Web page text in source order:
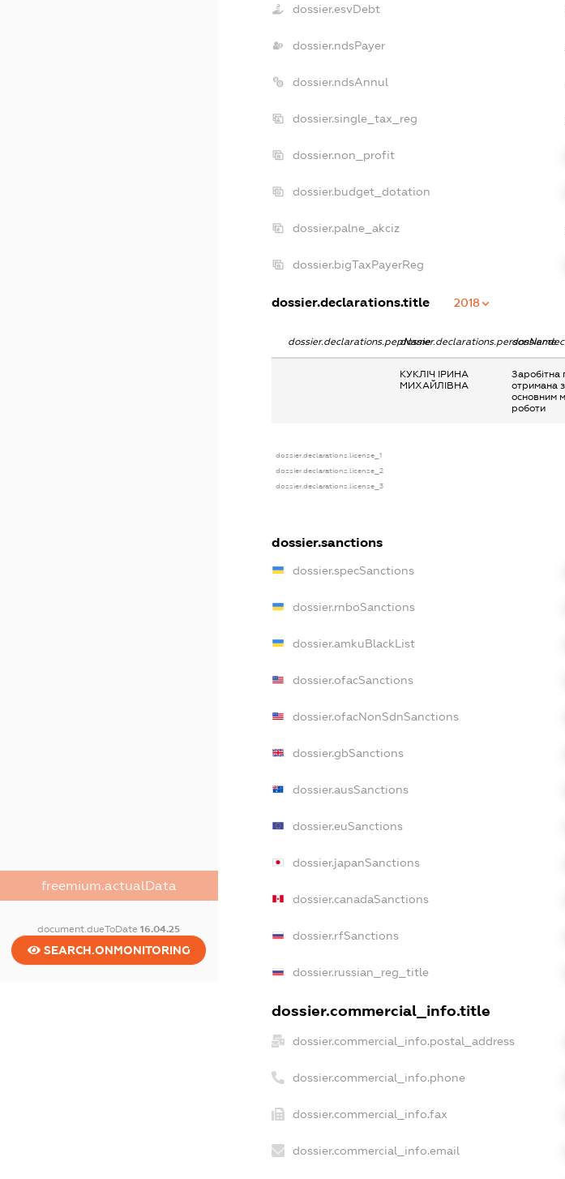
freemium.actualData
document.dueToDate16.04.25
SEARCH.ONMONITORING
dossier.esvDebt
dossier.ndsPayer
dossier.ndsAnnul
dossier.single_tax_reg
dossier.non_profit
dossier.budget_dotation
dossier.palne_akciz
dossier.bigTaxPayerReg
dossier.declarations.title 2018
dossier.declarations.pepNamedossier.declarations.personName
КУКЛІЧ ІРИНА
МИХАЙЛІВНА
Заробітна
отримана
основним
роботи
dossier.declarations.license_1
dossier.declarations.license_2
dossier.declarations.license_3
dossier.sanctions
dossier.specSanctions
dossier.rnboSanctions
dossier.amkuBlackList
dossier.ofacSanctions
dossier.ofacNonSdnSanctions
dossier.gbSanctions
dossier.ausSanctions
dossier.euSanctions
dossier.japanSanctions
dossier.canadaSanctions
dossier.rfSanctions
dossier.russian_reg_title
dossier.commercial_info.title
dossier.commercial_info.postal_address
dossier.commercial_info.phone
dossier.commercial_info.fax
dossier.commercial_info.email